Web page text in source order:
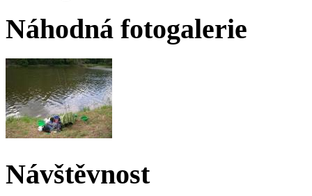
Náhodná fotogalerie
Návštěvnost